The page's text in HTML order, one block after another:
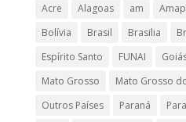
Acre Alagoas am
Bolívia
Brasil Brasilia
Espírito Santo
FUNAI
Mato Grosso
Mato Grosso
Outros Países
Paraná